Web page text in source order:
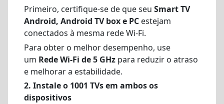
Primeiro, certifique-se de que seu Smart TV
Android, Android TV box e PC estejam
conectados à mesma rede Wi-Fi.
Para obter o melhor desempenho, use
um Rede Wi-Fi de 5 GHz para reduzir o atraso
e melhorar a estabilidade.
2. Instale o 1001 TVs em ambos os
dispositivos